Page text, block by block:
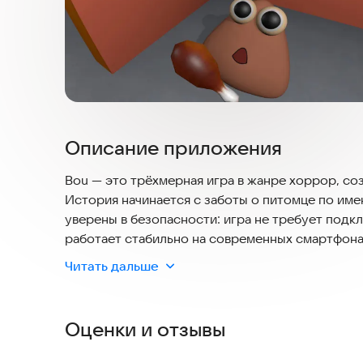
Описание приложения
Bou — это трёхмерная игра в жанре хоррор,
История начинается с заботы о питомце по
уверены в безопасности: игра не требует
работает стабильно на современных
То, что казалось безобидным, быстро
Вы начинаете с ухода за своим питомцем:
Читать дальше
Оценки и отзывы